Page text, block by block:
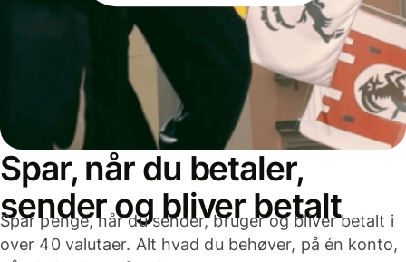
Spar, når du betaler,
sender og bliver betalt
Spar penge, når du sender, bruger og bliver betalt i
over 40 valutaer. Alt hvad du behøver, på én konto,